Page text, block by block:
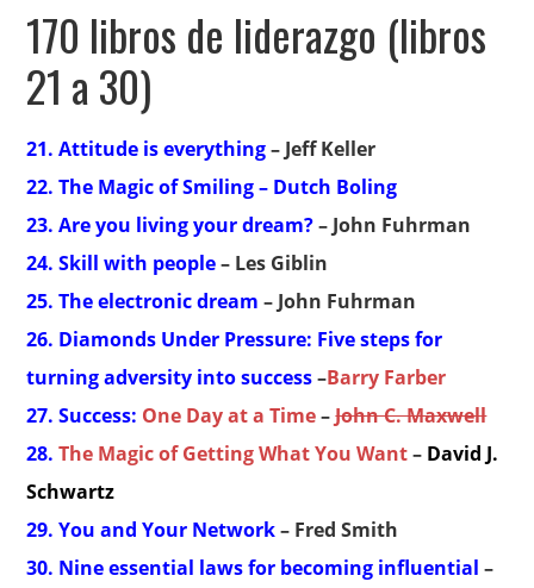
170 libros de liderazgo (libros
21 a 30)
21. Attitude is everything– Jeff Keller
22. The Magic of Smiling– Dutch Boling
23. Are you living your dream?– John Fuhrman
24. Skill with people– Les Giblin
25. The electronic dream – John Fuhrman
26. Diamonds Under Pressure: Five steps for
turning adversity into success–Barry Farber
27. Success: One Day at a Time–John C. Maxwell
28.The Magic of Getting What You Want– David J.
Schwartz
29. You and Your Network– Fred Smith
30. Nine essential laws for becoming influential–